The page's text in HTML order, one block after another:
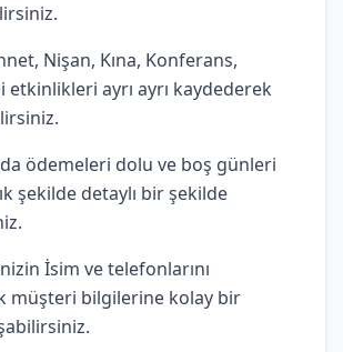
Nişan, Kına, Konferans,
etkinlikleri ayrı ayrı kaydederek
ödemeleri dolu ve boş günleri
şekilde detaylı bir şekilde
İsim ve telefonlarını
müşteri bilgilerine kolay bir